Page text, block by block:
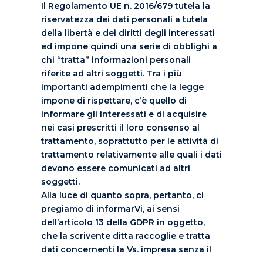
Il Regolamento UE n. 2016/679 tutela la
riservatezza dei dati personali a tutela
della libertà e dei diritti degli interessati
ed impone quindi una serie di obblighi a
chi “tratta” informazioni personali
riferite ad altri soggetti. Tra i più
importanti adempimenti che la legge
impone di rispettare, c’è quello di
informare gli interessati e di acquisire
nei casi prescritti il loro consenso al
trattamento, soprattutto per le attività di
trattamento relativamente alle quali i dati
devono essere comunicati ad altri
soggetti.
Alla luce di quanto sopra, pertanto, ci
pregiamo di informarVi, ai sensi
dell’articolo 13 della GDPR in oggetto,
che la scrivente ditta raccoglie e tratta
dati concernenti la Vs. impresa senza il